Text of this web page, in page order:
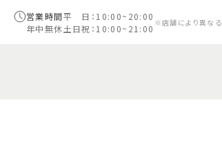
営業時間平 日：10:00~20:00
年中無休土日祝：10:00~21:00 ※店舗により異なる